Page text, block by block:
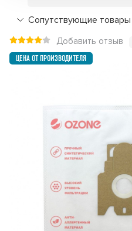
Сопутствующие товары
Добавить отзыв